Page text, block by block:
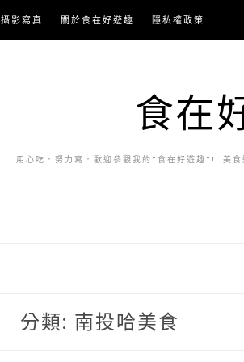
攝影寫真 關於食在好遊趣 隱私權政策
食在
用心吃．努力寫．歡迎參觀我的"食在好遊趣"!!
分類: 南投哈美食